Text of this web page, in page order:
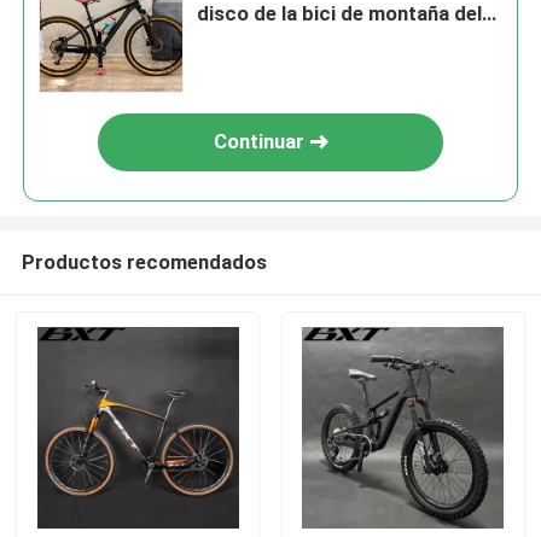
disco de la bici de montaña del
Continuar
Productos recomendados